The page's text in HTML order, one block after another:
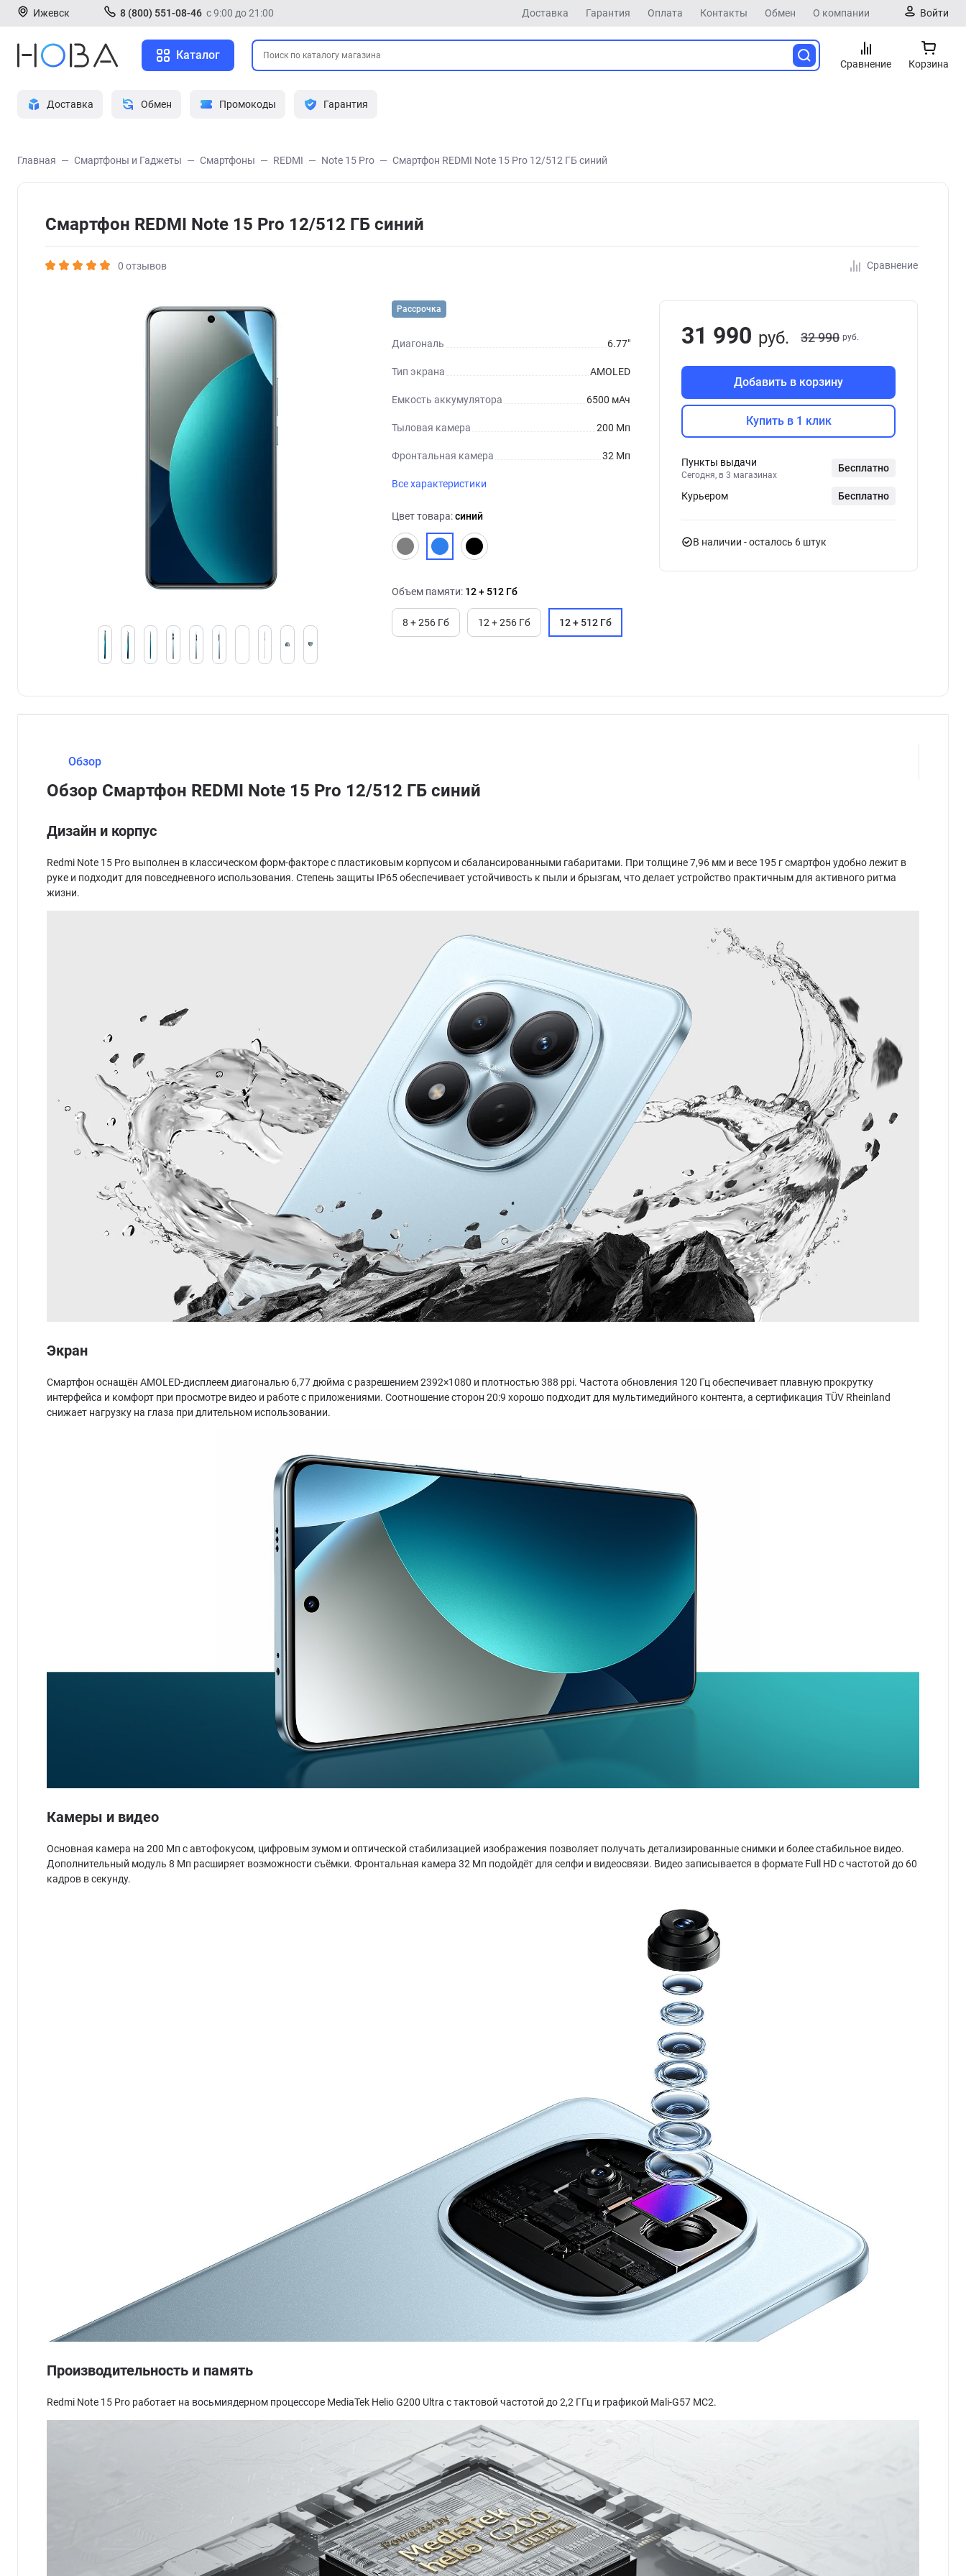
Ижевск 8 (800) 551-08-46 с 9:00 до 21:00 Доставка Гарантия Оплата Контакты Обмен О компании Войти
Каталог
Сравнение Корзина
Доставка Обмен Промокоды Гарантия
Главная Смартфоны и Гаджеты Смартфоны REDMI Note 15 Pro Смартфон REDMI Note 15 Pro 12/512 ГБ синий
Смартфон REDMI Note 15 Pro 12/512 ГБ синий
0 отзывов Сравнение
Рассрочка
Диагональ 6.77"
Тип экрана AMOLED
Емкость аккумулятора 6500 мАч
Тыловая камера 200 Мп
Фронтальная камера 32 Мп
Все характеристики
Цвет товара:синий
Объем памяти: 12 + 512 Гб
8 + 256 Гб 12 + 256 Гб 12 + 512 Гб
31 990 руб. 32 990 руб.
Добавить в корзину
Купить в 1 клик
Пункты выдачи
Сегодня, в 3 магазинах
Бесплатно
Курьером Бесплатно
В наличии - осталось 6 штук
Обзор
Обзор Смартфон REDMI Note 15 Pro 12/512 ГБ синий
Дизайн и корпус
Redmi Note 15 Pro выполнен в классическом форм-факторе с пластиковым корпусом и сбалансированными габаритами. При толщине 7,96 мм и весе 195 г смартфон удобно лежит в
руке и подходит для повседневного использования. Степень защиты IP65 обеспечивает устойчивость к пыли и брызгам, что делает устройство практичным для активного ритма
жизни.
Экран
Смартфон оснащён AMOLED-дисплеем диагональю 6,77 дюйма с разрешением 2392×1080 и плотностью 388 ppi. Частота обновления 120 Гц обеспечивает плавную прокрутку
интерфейса и комфорт при просмотре видео и работе с приложениями. Соотношение сторон 20:9 хорошо подходит для мультимедийного контента, а сертификация TÜV Rheinland
снижает нагрузку на глаза при длительном использовании.
Камеры и видео
Основная камера на 200 Мп с автофокусом, цифровым зумом и оптической стабилизацией изображения позволяет получать детализированные снимки и более стабильное видео.
Дополнительный модуль 8 Мп расширяет возможности съёмки. Фронтальная камера 32 Мп подойдёт для селфи и видеосвязи. Видео записывается в формате Full HD с частотой до 60
кадров в секунду.
Производительность и память
Redmi Note 15 Pro работает на восьмиядерном процессоре MediaTek Helio G200 Ultra с тактовой частотой до 2,2 ГГц и графикой Mali-G57 MC2.